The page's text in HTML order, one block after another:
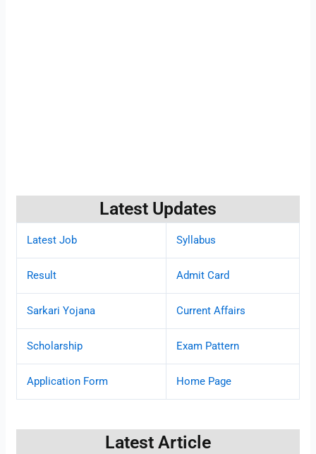
Latest Updates
Latest Job Syllabus
Result Admit Card
Sarkari Yojana Current Affairs
Scholarship Exam Pattern
Application Form Home Page
Latest Article